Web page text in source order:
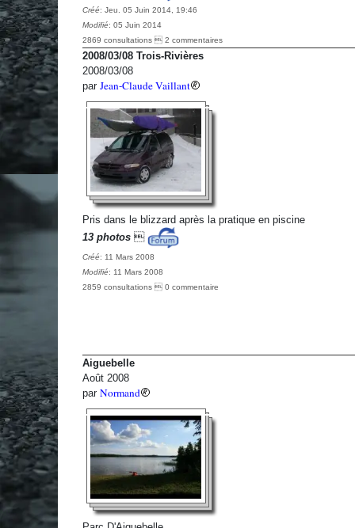
Créé: Jeu. 05 Juin 2014, 19:46
Modifié: 05 Juin 2014
2869 consultations  2 commentaires
2008/03/08 Trois-Rivières
2008/03/08
par Jean-Claude Vaillant
Pris dans le blizzard après la pratique en piscine
13 photos
Créé: 11 Mars 2008
Modifié: 11 Mars 2008
2859 consultations  0 commentaire
Aiguebelle
Août 2008
par Normand